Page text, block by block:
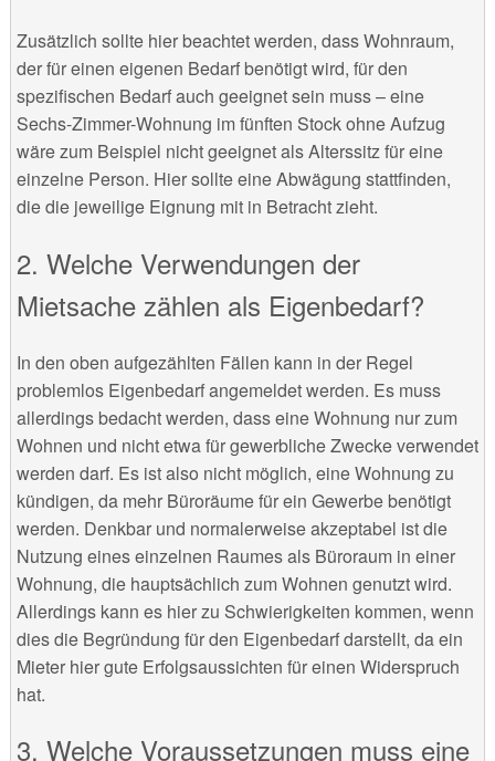
Zusätzlich sollte hier beachtet werden, dass Wohnraum,
der für einen eigenen Bedarf benötigt wird, für den
spezifischen Bedarf auch geeignet sein muss – eine
Sechs-Zimmer-Wohnung im fünften Stock ohne Aufzug
wäre zum Beispiel nicht geeignet als Alterssitz für eine
einzelne Person. Hier sollte eine Abwägung stattfinden,
die die jeweilige Eignung mit in Betracht zieht.
2. Welche Verwendungen der
Mietsache zählen als Eigenbedarf?
In den oben aufgezählten Fällen kann in der Regel
problemlos Eigenbedarf angemeldet werden. Es muss
allerdings bedacht werden, dass eine Wohnung nur zum
Wohnen und nicht etwa für gewerbliche Zwecke verwendet
werden darf. Es ist also nicht möglich, eine Wohnung zu
kündigen, da mehr Büroräume für ein Gewerbe benötigt
werden. Denkbar und normalerweise akzeptabel ist die
Nutzung eines einzelnen Raumes als Büroraum in einer
Wohnung, die hauptsächlich zum Wohnen genutzt wird.
Allerdings kann es hier zu Schwierigkeiten kommen, wenn
dies die Begründung für den Eigenbedarf darstellt, da ein
Mieter hier gute Erfolgsaussichten für einen Widerspruch
hat.
3. Welche Voraussetzungen muss eine